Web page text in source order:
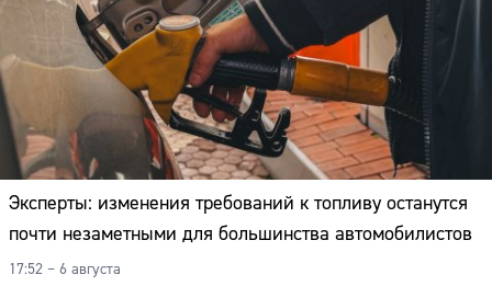
Эксперты: изменения требований к топливу останутся
почти незаметными для большинства автомобилистов
17:52 – 6 августа